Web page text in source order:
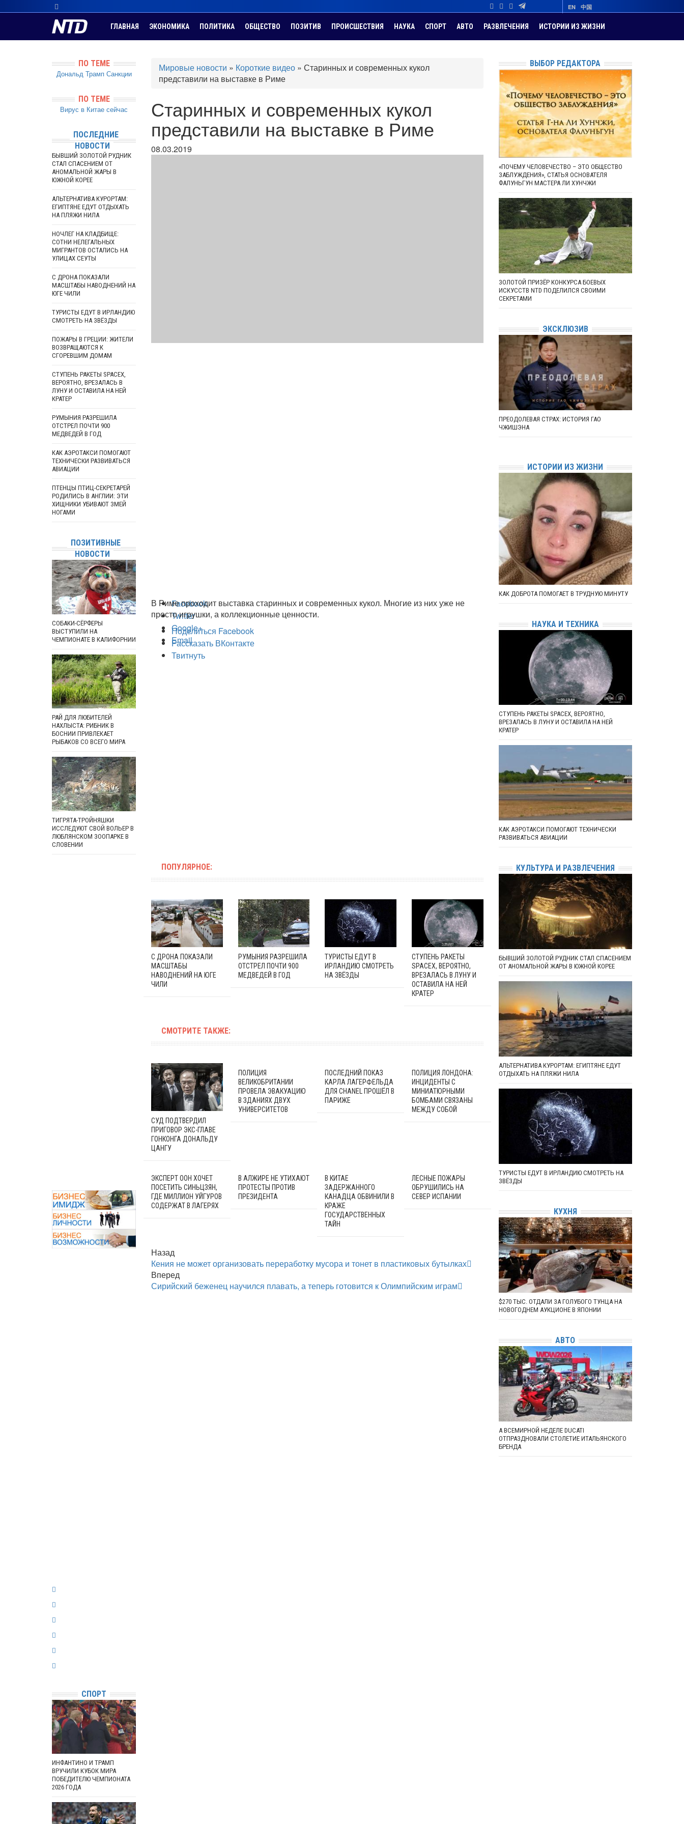
EN 中国
ГЛАВНАЯ ЭКОНОМИКА ПОЛИТИКА ОБЩЕСТВО ПОЗИТИВ ПРОИСШЕСТВИЯ НАУКА СПОРТ АВТО РАЗВЛЕЧЕНИЯ ИСТОРИИ ИЗ ЖИЗНИ
Мировые новости » Короткие видео » Старинных и современных кукол
представили на выставке в Риме
Старинных и современных кукол
представили на выставке в Риме
08.03.2019
Facebook
Twitter
Google+
Email
В Риме проходит выставка старинных и современных кукол. Многие из них уже не
просто игрушки, а коллекционные ценности.
Поделиться Facebook
Рассказать ВКонтакте
Твитнуть
ПОПУЛЯРНОЕ:
С ДРОНА ПОКАЗАЛИ
МАСШТАБЫ
НАВОДНЕНИЙ НА ЮГЕ
ЧИЛИ
РУМЫНИЯ РАЗРЕШИЛА
ОТСТРЕЛ ПОЧТИ 900
МЕДВЕДЕЙ В ГОД
ТУРИСТЫ ЕДУТ В
ИРЛАНДИЮ СМОТРЕТЬ
НА ЗВЁЗДЫ
СТУПЕНЬ РАКЕТЫ
SPACEX, ВЕРОЯТНО,
ВРЕЗАЛАСЬ В ЛУНУ И
ОСТАВИЛА НА НЕЙ
КРАТЕР
СМОТРИТЕ ТАКЖЕ:
СУД ПОДТВЕРДИЛ
ПРИГОВОР ЭКС-ГЛАВЕ
ГОНКОНГА ДОНАЛЬДУ
ЦАНГУ
ПОЛИЦИЯ
ВЕЛИКОБРИТАНИИ
ПРОВЕЛА ЭВАКУАЦИЮ
В ЗДАНИЯХ ДВУХ
УНИВЕРСИТЕТОВ
ПОСЛЕДНИЙ ПОКАЗ
КАРЛА ЛАГЕРФЕЛЬДА
ДЛЯ CHANEL ПРОШЁЛ В
ПАРИЖЕ
ПОЛИЦИЯ ЛОНДОНА:
ИНЦИДЕНТЫ С
МИНИАТЮРНЫМИ
БОМБАМИ СВЯЗАНЫ
МЕЖДУ СОБОЙ
ЭКСПЕРТ ООН ХОЧЕТ
ПОСЕТИТЬ СИНЬЦЗЯН,
ГДЕ МИЛЛИОН УЙГУРОВ
СОДЕРЖАТ В ЛАГЕРЯХ
В АЛЖИРЕ НЕ УТИХАЮТ
ПРОТЕСТЫ ПРОТИВ
ПРЕЗИДЕНТА
В КИТАЕ
ЗАДЕРЖАННОГО
КАНАДЦА ОБВИНИЛИ В
КРАЖЕ
ГОСУДАРСТВЕННЫХ
ТАЙН
ЛЕСНЫЕ ПОЖАРЫ
ОБРУШИЛИСЬ НА
СЕВЕР ИСПАНИИ
Назад
Кения не может организовать переработку мусора и тонет в пластиковых бутылках
Вперед
Сирийский беженец научился плавать, а теперь готовится к Олимпийским играм
ПО ТЕМЕ
Дональд Трамп Санкции
ПО ТЕМЕ
Вирус в Китае сейчас
ПОСЛЕДНИЕ
НОВОСТИ
БЫВШИЙ ЗОЛОТОЙ РУДНИК
СТАЛ СПАСЕНИЕМ ОТ
АНОМАЛЬНОЙ ЖАРЫ В
ЮЖНОЙ КОРЕЕ
АЛЬТЕРНАТИВА КУРОРТАМ:
ЕГИПТЯНЕ ЕДУТ ОТДЫХАТЬ
НА ПЛЯЖИ НИЛА
НОЧЛЕГ НА КЛАДБИЩЕ:
СОТНИ НЕЛЕГАЛЬНЫХ
МИГРАНТОВ ОСТАЛИСЬ НА
УЛИЦАХ СЕУТЫ
С ДРОНА ПОКАЗАЛИ
МАСШТАБЫ НАВОДНЕНИЙ НА
ЮГЕ ЧИЛИ
ТУРИСТЫ ЕДУТ В ИРЛАНДИЮ
СМОТРЕТЬ НА ЗВЁЗДЫ
ПОЖАРЫ В ГРЕЦИИ: ЖИТЕЛИ
ВОЗВРАЩАЮТСЯ К
СГОРЕВШИМ ДОМАМ
СТУПЕНЬ РАКЕТЫ SPACEX,
ВЕРОЯТНО, ВРЕЗАЛАСЬ В
ЛУНУ И ОСТАВИЛА НА НЕЙ
КРАТЕР
РУМЫНИЯ РАЗРЕШИЛА
ОТСТРЕЛ ПОЧТИ 900
МЕДВЕДЕЙ В ГОД
КАК АЭРОТАКСИ ПОМОГАЮТ
ТЕХНИЧЕСКИ РАЗВИВАТЬСЯ
АВИАЦИИ
ПТЕНЦЫ ПТИЦ-СЕКРЕТАРЕЙ
РОДИЛИСЬ В АНГЛИИ: ЭТИ
ХИЩНИКИ УБИВАЮТ ЗМЕЙ
НОГАМИ
ПОЗИТИВНЫЕ
НОВОСТИ
СОБАКИ-СЁРФЕРЫ
ВЫСТУПИЛИ НА
ЧЕМПИОНАТЕ В КАЛИФОРНИИ
РАЙ ДЛЯ ЛЮБИТЕЛЕЙ
НАХЛЫСТА: РИБНИК В
БОСНИИ ПРИВЛЕКАЕТ
РЫБАКОВ СО ВСЕГО МИРА
ТИГРЯТА-ТРОЙНЯШКИ
ИССЛЕДУЮТ СВОЙ ВОЛЬЕР В
ЛЮБЛЯНСКОМ ЗООПАРКЕ В
СЛОВЕНИИ
СПОРТ
ИНФАНТИНО И ТРАМП
ВРУЧИЛИ КУБОК МИРА
ПОБЕДИТЕЛЮ ЧЕМПИОНАТА
2026 ГОДА
ВЫБОР РЕДАКТОРА
«ПОЧЕМУ ЧЕЛОВЕЧЕСТВО – ЭТО ОБЩЕСТВО
ЗАБЛУЖДЕНИЯ», СТАТЬЯ ОСНОВАТЕЛЯ
ФАЛУНЬГУН МАСТЕРА ЛИ ХУНЧЖИ
ЗОЛОТОЙ ПРИЗЁР КОНКУРСА БОЕВЫХ
ИСКУССТВ NTD ПОДЕЛИЛСЯ СВОИМИ
СЕКРЕТАМИ
ЭКСКЛЮЗИВ
ПРЕОДОЛЕВАЯ СТРАХ: ИСТОРИЯ ГАО
ЧЖИШЭНА
ИСТОРИИ ИЗ ЖИЗНИ
КАК ДОБРОТА ПОМОГАЕТ В ТРУДНУЮ МИНУТУ
НАУКА И ТЕХНИКА
СТУПЕНЬ РАКЕТЫ SPACEX, ВЕРОЯТНО,
ВРЕЗАЛАСЬ В ЛУНУ И ОСТАВИЛА НА НЕЙ
КРАТЕР
КАК АЭРОТАКСИ ПОМОГАЮТ ТЕХНИЧЕСКИ
РАЗВИВАТЬСЯ АВИАЦИИ
КУЛЬТУРА И РАЗВЛЕЧЕНИЯ
БЫВШИЙ ЗОЛОТОЙ РУДНИК СТАЛ СПАСЕНИЕМ
ОТ АНОМАЛЬНОЙ ЖАРЫ В ЮЖНОЙ КОРЕЕ
АЛЬТЕРНАТИВА КУРОРТАМ: ЕГИПТЯНЕ ЕДУТ
ОТДЫХАТЬ НА ПЛЯЖИ НИЛА
ТУРИСТЫ ЕДУТ В ИРЛАНДИЮ СМОТРЕТЬ НА
ЗВЁЗДЫ
КУХНЯ
$270 ТЫС. ОТДАЛИ ЗА ГОЛУБОГО ТУНЦА НА
НОВОГОДНЕМ АУКЦИОНЕ В ЯПОНИИ
АВТО
А ВСЕМИРНОЙ НЕДЕЛЕ DUCATI
ОТПРАЗДНОВАЛИ СТОЛЕТИЕ ИТАЛЬЯНСКОГО
БРЕНДА